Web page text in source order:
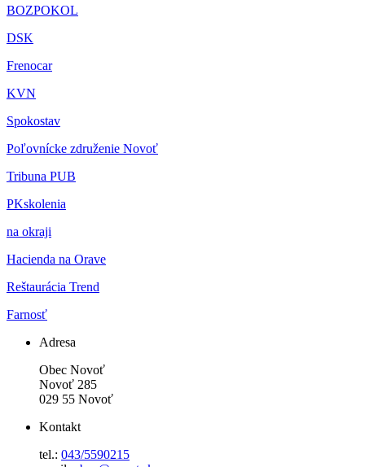
BOZPOKOL
DSK
Frenocar
KVN
Spokostav
Poľovnícke združenie Novoť
Tribuna PUB
PKskolenia
na okraji
Hacienda na Orave
Reštaurácia Trend
Farnosť
Adresa
Obec Novoť
Novoť 285
029 55 Novoť
Kontakt
tel.: 043/5590215